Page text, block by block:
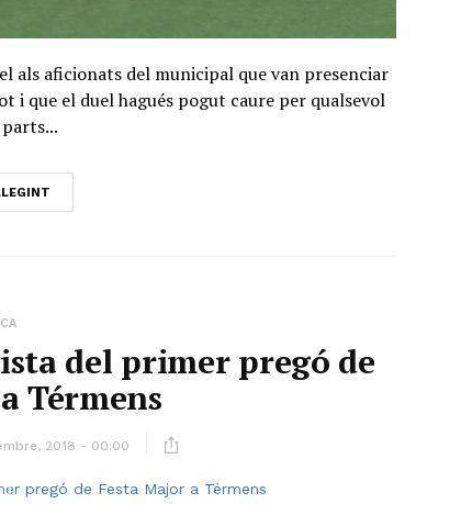
als aficionats del municipal que van presenciar
i que el duel hagués pogut caure per qualsevol
parts...
del primer pregó de
Térmens
2018 - 00:00